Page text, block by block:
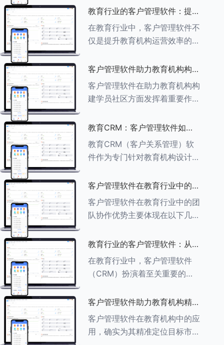
多种渠道，提升教育机构的市场
竞争力、客户满意度和运营效
率。以下是对这一策略的具体分
析： ###
教育行业的客户管理软件：提升
家长参与度的关键
在教育行业中，客户管理软件不
仅是提升教育机构运营效率的重
促进家校合作的关键。以下将详
细探讨如何通过教育行业的客户
管理软件来提升家长的参与度。
###
客户管理软件助力教育机构构建
学员社区
客户管理软件在助力教育机构构
建学员社区方面发挥着重要作
述其助力作用： ###一、学员
信息管理 客户管理软件具备强
大的学员信息管理功能，能够集
中存储
教育CRM：客户管理软件如何
增强教育品牌影响力
教育CRM（客户关系管理）软
件作为专门针对教育机构设计的
影响力方面发挥着重要作用。以
下详细分析教育CRM软件如何
助力提升教育品牌影响力：
###一、
客户管理软件在教育行业中的团
队协作优势
客户管理软件在教育行业中的团
队协作优势主要体现在以下几个
与共享 客户管理软件作为强大
的信息存储库，能够整合并记录
学生的基本信息（如姓名、年
龄、联
教育行业的客户管理软件：从招
生到毕业的全方位管理
在教育行业中，客户管理软件
（CRM）扮演着至关重要的角
全方位管理，提升教育机构的管
理效率和学员满意度。以下是一
些适合教育行业的CRM软件及
其功能特点：
客户管理软件助力教育机构精准
定位目标市场
客户管理软件在教育机构中的应
用，确实为其精准定位目标市场